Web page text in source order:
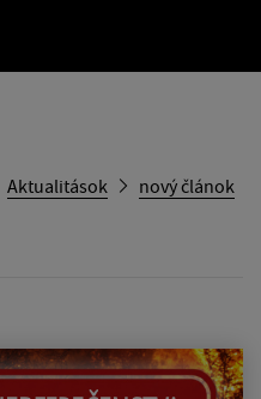
Aktualitások nový článok